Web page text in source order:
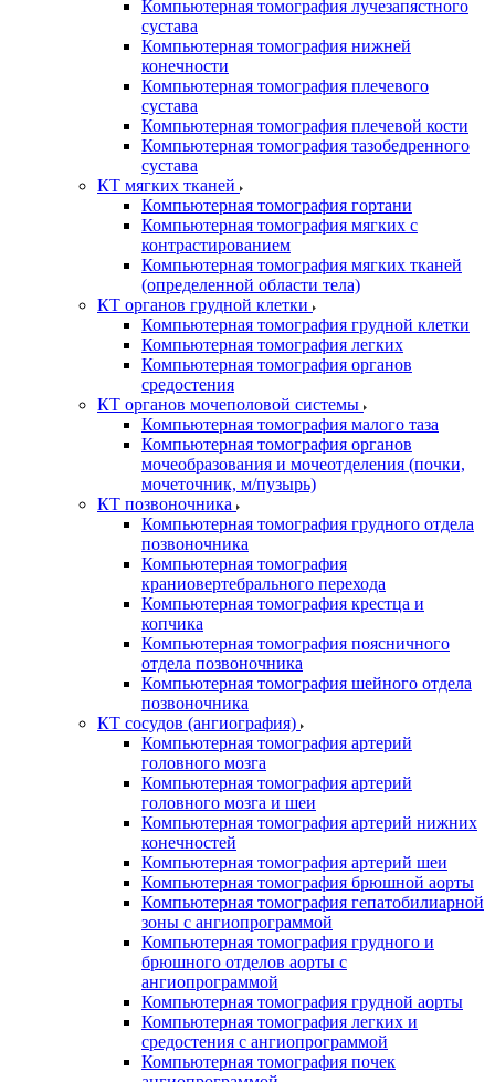
Компьютерная томография лучезапястного
сустава
Компьютерная томография нижней
конечности
Компьютерная томография плечевого
сустава
Компьютерная томография плечевой кости
Компьютерная томография тазобедренного
сустава
КТ мягких тканей
Компьютерная томография гортани
Компьютерная томография мягких с
контрастированием
Компьютерная томография мягких тканей
(определенной области тела)
КТ органов грудной клетки
Компьютерная томография грудной клетки
Компьютерная томография легких
Компьютерная томография органов
средостения
КТ органов мочеполовой системы
Компьютерная томография малого таза
Компьютерная томография органов
мочеобразования и мочеотделения (почки,
мочеточник, м/пузырь)
КТ позвоночника
Компьютерная томография грудного отдела
позвоночника
Компьютерная томография
краниовертебрального перехода
Компьютерная томография крестца и
копчика
Компьютерная томография поясничного
отдела позвоночника
Компьютерная томография шейного отдела
позвоночника
КТ сосудов (ангиография)
Компьютерная томография артерий
головного мозга
Компьютерная томография артерий
головного мозга и шеи
Компьютерная томография артерий нижних
конечностей
Компьютерная томография артерий шеи
Компьютерная томография брюшной аорты
Компьютерная томография гепатобилиарной
зоны с ангиопрограммой
Компьютерная томография грудного и
брюшного отделов аорты с
ангиопрограммой
Компьютерная томография грудной аорты
Компьютерная томография легких и
средостения с ангиопрограммой
Компьютерная томография почек